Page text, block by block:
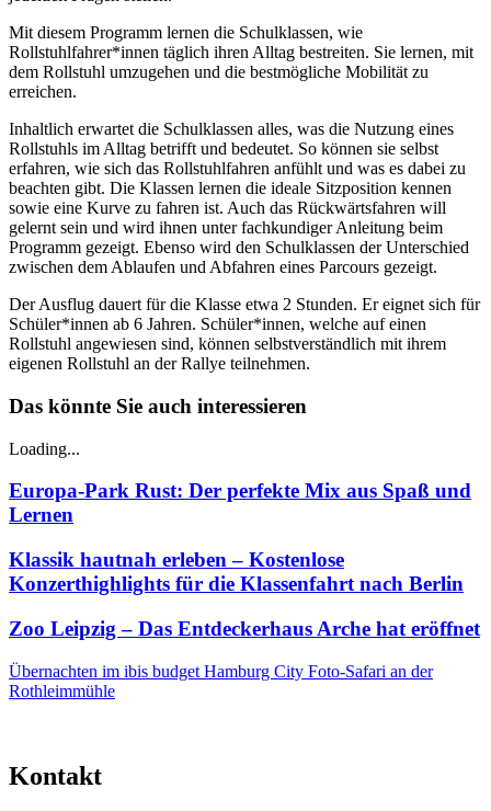
Mit diesem Programm lernen die Schulklassen, wie
Rollstuhlfahrer*innen täglich ihren Alltag bestreiten. Sie lernen, mit
dem Rollstuhl umzugehen und die bestmögliche Mobilität zu
erreichen.
Inhaltlich erwartet die Schulklassen alles, was die Nutzung eines
Rollstuhls im Alltag betrifft und bedeutet. So können sie selbst
erfahren, wie sich das Rollstuhlfahren anfühlt und was es dabei zu
beachten gibt. Die Klassen lernen die ideale Sitzposition kennen
sowie eine Kurve zu fahren ist. Auch das Rückwärtsfahren will
gelernt sein und wird ihnen unter fachkundiger Anleitung beim
Programm gezeigt. Ebenso wird den Schulklassen der Unterschied
zwischen dem Ablaufen und Abfahren eines Parcours gezeigt.
Der Ausflug dauert für die Klasse etwa 2 Stunden. Er eignet sich für
Schüler*innen ab 6 Jahren. Schüler*innen, welche auf einen
Rollstuhl angewiesen sind, können selbstverständlich mit ihrem
eigenen Rollstuhl an der Rallye teilnehmen.
Das könnte Sie auch interessieren
Loading...
Europa-Park Rust: Der perfekte Mix aus Spaß und
Lernen
Klassik hautnah erleben – Kostenlose
Konzerthighlights für die Klassenfahrt nach Berlin
Zoo Leipzig – Das Entdeckerhaus Arche hat eröffnet
Übernachten im ibis budget Hamburg City Foto-Safari an der
Rothleimmühle
Kontakt